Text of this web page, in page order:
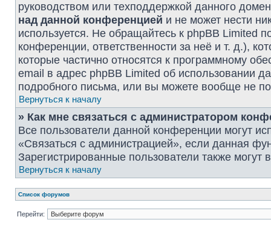
руководством или техподдержкой данного
над данной конференцией и не может нести
используется. Не обращайтесь к phpBB Limited
конференции, ответственности за неё и т. д.),
которые частично относятся к программному
email в адрес phpBB Limited об использовании
подробного письма, или вы можете вообще не
Вернуться к началу
» Как мне связаться с администратором
Все пользователи данной конференции могут
«Связаться с администрацией», если данная
Зарегистрированные пользователи также
Вернуться к началу
Список форумов
Перейти: